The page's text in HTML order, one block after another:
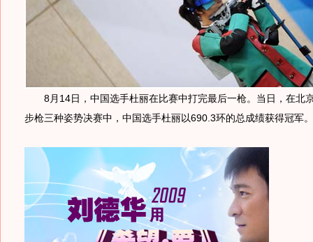
8月14日，中国选手杜丽在比赛中打完最后一枪。当日，在北
步枪三种姿势决赛中，中国选手杜丽以690.3环的总成绩获得冠军。